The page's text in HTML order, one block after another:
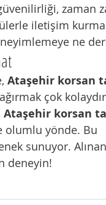
zaman
iletişim
ne
Ataşehir korsan
çok
Ataşehir korsan
olumlu yönde. Bu
sunuyor.
deneyin!